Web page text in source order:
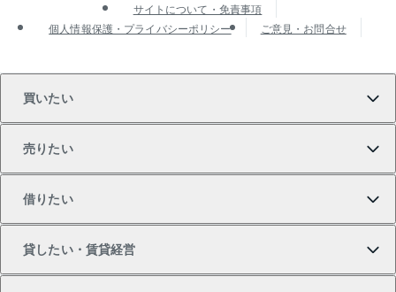
サイトについて・免責事項
個人情報保護・プライバシーポリシー
ご意見・お問合せ
買いたい
新築・分譲マンションの購入
売りたい
マンションの売却・査定
借りたい
借りたいTOP
貸したい・賃貸経営